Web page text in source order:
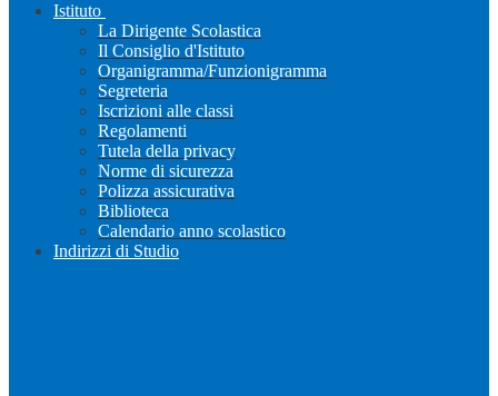
Istituto
La Dirigente Scolastica
Il Consiglio d'Istituto
Organigramma/Funzionigramma
Segreteria
Iscrizioni alle classi
Regolamenti
Tutela della privacy
Norme di sicurezza
Polizza assicurativa
Biblioteca
Calendario anno scolastico
Indirizzi di Studio